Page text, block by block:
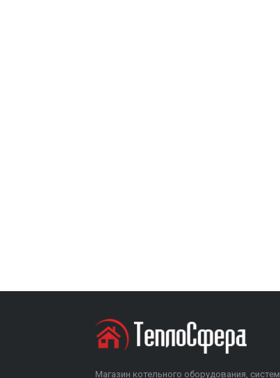
Магазин котельного оборудования, систем